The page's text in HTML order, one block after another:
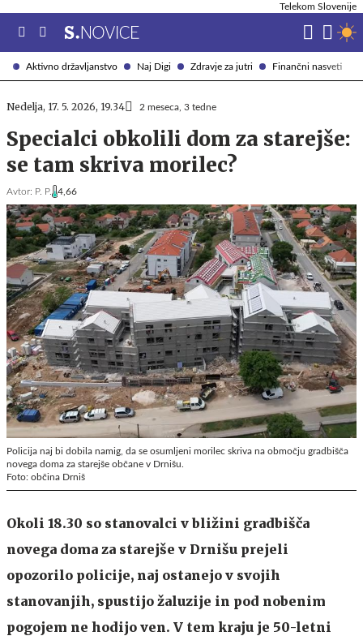
Aktivno državljanstvo Naj Digi Zdravje za jutri Finančni nasveti
Telekom Slovenije
Nedelja, 17. 5. 2026, 19.34 2 meseca, 3 tedne
Specialci obkolili dom za starejše:
se tam skriva morilec?
Avtor: P. P. 4,66
Policija naj bi dobila namig, da se osumljeni morilec skriva na območju gradbišča
novega doma za starejše občane v Drnišu.
Foto: občina Drniš
Okoli 18.30 so stanovalci v bližini gradbišča
novega doma za starejše v Drnišu prejeli
opozorilo policije, naj ostanejo v svojih
stanovanjih, spustijo žaluzije in pod nobenim
pogojem ne hodijo ven. V tem kraju je 50-letni